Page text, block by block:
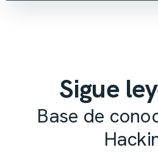
Sigue
Base de